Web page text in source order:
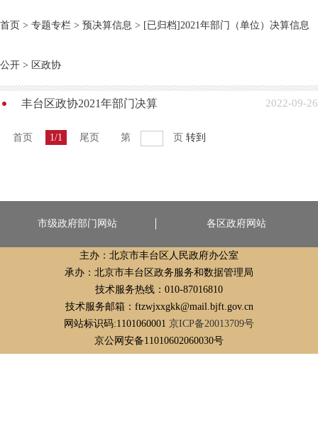
首页 > 专题专栏 > 预决算信息 > [已归档]2021年部门（单位）决算信息
公开 > 区政协
丰台区政协2021年部门决算 2022-09-26
首页 1/1 尾页 第 页 转到
市级政府部门网站 各区政府网站
主办：北京市丰台区人民政府办公室
承办：北京市丰台区政务服务和数据管理局
技术服务热线：010-87016810
技术服务邮箱：ftzwjxxgkk@mail.bjft.gov.cn
网站标识码:1101060001 京ICP备20013709号
京公网安备11010602060030号